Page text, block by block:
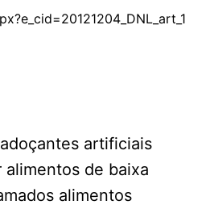
artificiais
de baixa
alimentos